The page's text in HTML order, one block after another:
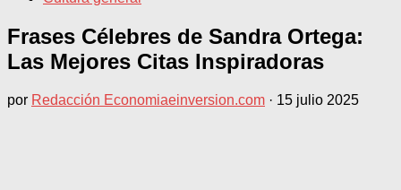
Frases Célebres de Sandra Ortega:
Las Mejores Citas Inspiradoras
por Redacción Economiaeinversion.com · 15 julio 2025